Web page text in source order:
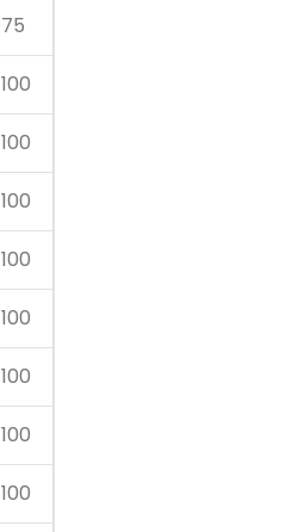
75
100
100
100
100
100
100
100
100